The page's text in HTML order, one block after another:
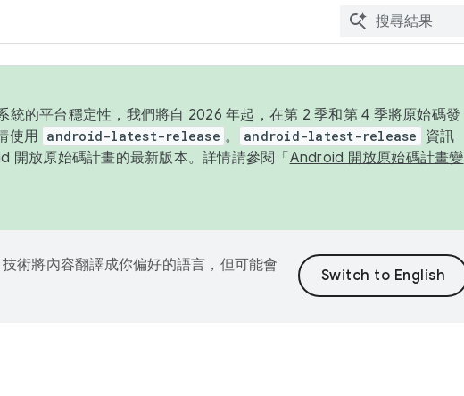
統的平台穩定性，我們將自 2026 年起，在第 2 季和第 4 季將原始碼發
使用 android-latest-release 。 android-latest-release
資訊
開放原始碼計畫的最新版本。詳情請參閱「 Android 開放原始碼計畫變
術將內容翻譯成你偏好的語言，但可能會